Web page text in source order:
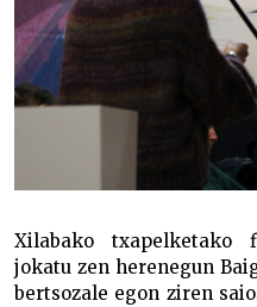
Xilabako txapelketako
jokatu zen herenegun
bertsozale egon ziren